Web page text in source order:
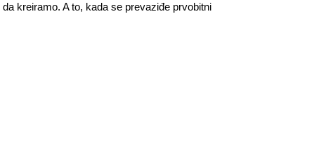
kreiramo. A to, kada se prevaziđe prvobitni